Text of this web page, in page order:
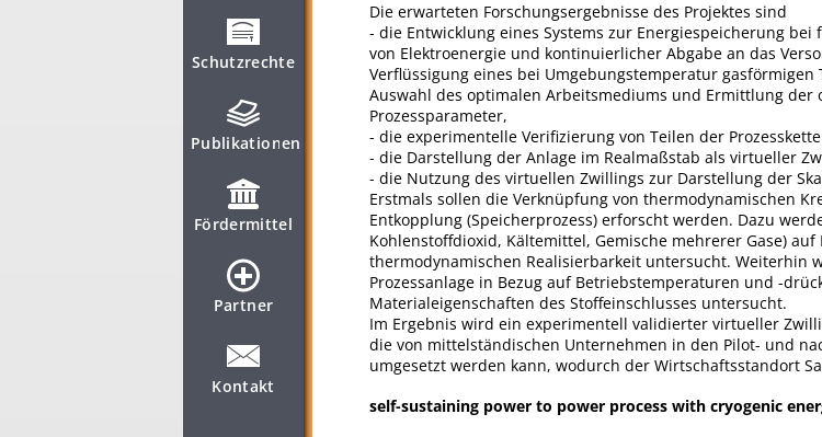
Schutzrechte
Publikationen
Fördermittel
Partner
Kontakt
Die erwarteten Forschungsergebnisse des Projektes sind
- die Entwicklung eines Systems zur Energiespeicherung
von Elektroenergie und kontinuierlicher Abgabe an das
Verflüssigung eines bei Umgebungstemperatur
Auswahl des optimalen Arbeitsmediums und Ermittlung der
Prozessparameter,
- die experimentelle Verifizierung von Teilen der
- die Darstellung der Anlage im Realmaßstab als virtueller
- die Nutzung des virtuellen Zwillings zur Darstellung der
Erstmals sollen die Verknüpfung von thermodynamischen
Entkopplung (Speicherprozess) erforscht werden. Dazu
Kohlenstoffdioxid, Kältemittel, Gemische mehrerer Gase)
thermodynamischen Realisierbarkeit untersucht. Weiterhin
Prozessanlage in Bezug auf Betriebstemperaturen und -
Materialeigenschaften des Stoffeinschlusses untersucht.
Im Ergebnis wird ein experimentell validierter virtueller
die von mittelständischen Unternehmen in den Pilot- und
umgesetzt werden kann, wodurch der Wirtschaftsstandort
self-sustaining power to power process with cryogenic